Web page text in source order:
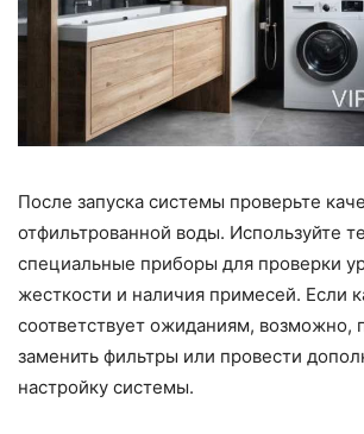
После запуска системы проверьте
отфильтрованной воды. Используйте
специальные приборы для проверки
жесткости и наличия примесей. Если
соответствует ожиданиям, возможно,
заменить фильтры или провести
настройку системы.